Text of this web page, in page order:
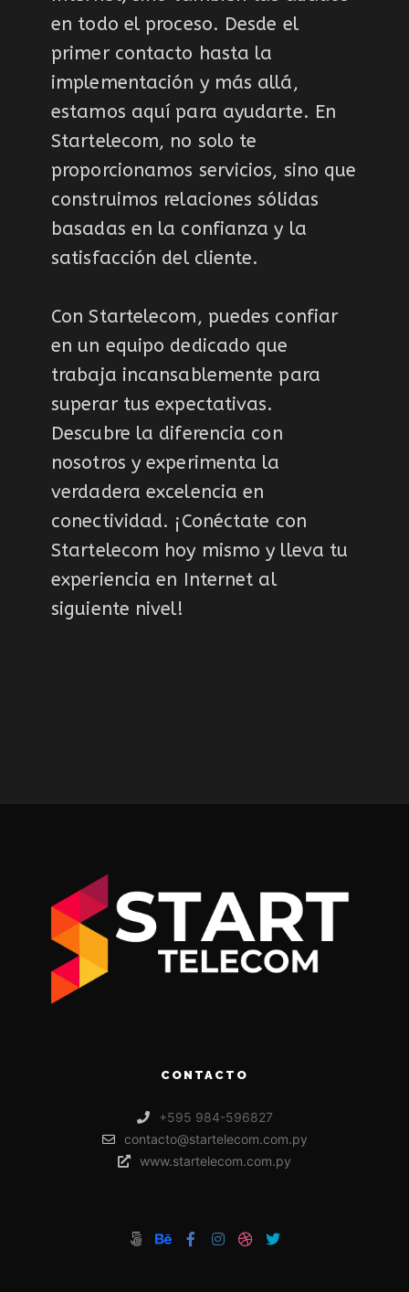
en todo el proceso. Desde el
primer contacto hasta la
implementación y más allá,
estamos aquí para ayudarte. En
Startelecom, no solo te
proporcionamos servicios, sino que
construimos relaciones sólidas
basadas en la confianza y la
satisfacción del cliente.
Con Startelecom, puedes confiar
en un equipo dedicado que
trabaja incansablemente para
superar tus expectativas.
Descubre la diferencia con
nosotros y experimenta la
verdadera excelencia en
conectividad. ¡Conéctate con
Startelecom hoy mismo y lleva tu
experiencia en Internet al
siguiente nivel!
CONTACTO
+595 984-596827
contacto@startelecom.com.py
www.startelecom.com.py